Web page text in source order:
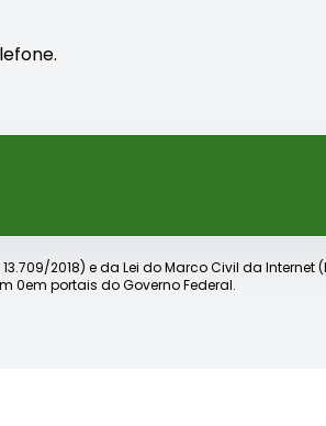
2018) e da Lei do Marco Civil da Internet
portais do Governo Federal.